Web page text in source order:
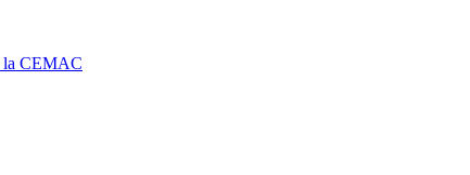
la CEMAC